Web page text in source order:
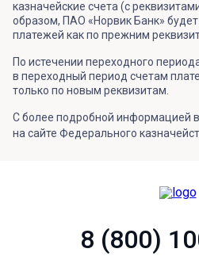
казначейские счета (с
образом, ПАО «Норвик Банк»
платежей как по прежним
По истечении переходного
в переходный период счетам
только по новым реквизитам.
С более подробной информацией
на сайте Федерального
8 (800)